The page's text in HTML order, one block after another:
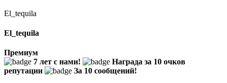
El_tequila
El_tequila
Премиум
7 лет с нами!
Награда за 10 очков
репутации
За 10 сообщений!